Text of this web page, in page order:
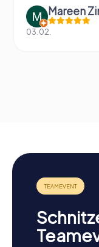
Mareen
03.02.